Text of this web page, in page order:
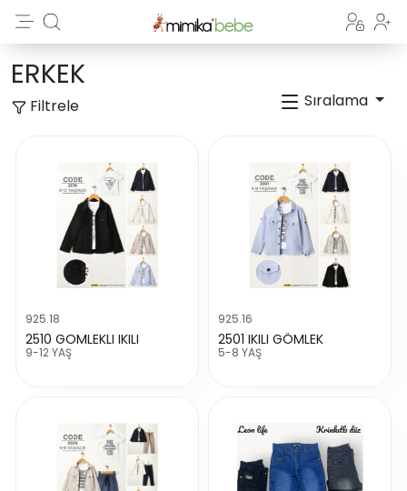
ERKEK
Filtrele Sıralama
925.18
2510 GOMLEKLI IKILI
9-12 YAŞ
925.16
2501 IKILI GÖMLEK
5-8 YAŞ